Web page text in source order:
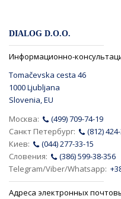
DIALOG D.O.O.
Информационно-
Tomačevska cesta 46
1000 Ljubljana
Slovenia, EU
Москва:
(499) 709-74-19
Санкт Петербург:
(812)
Киев:
(044) 277-33-15
Словения:
(386) 599-38-356
Telegram/Viber/Whatsapp:
Адреса электронных